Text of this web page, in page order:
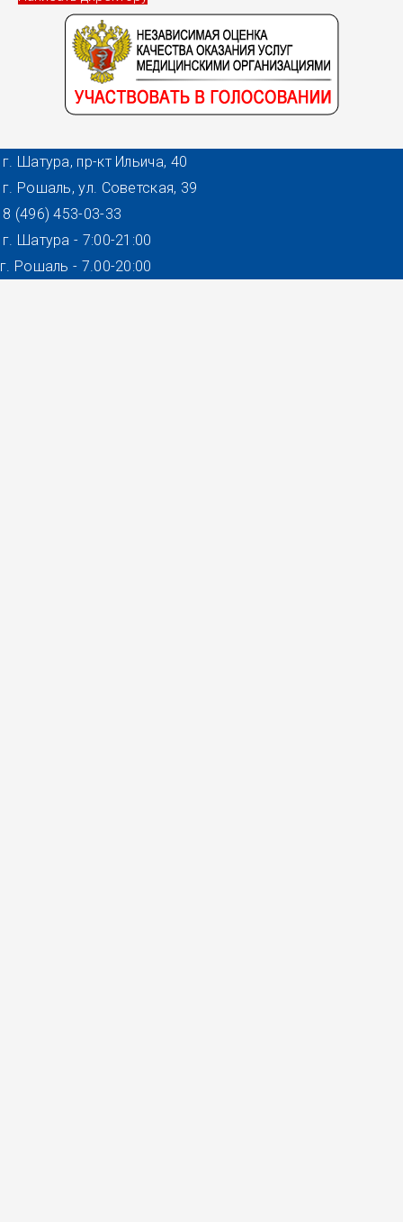
г. Шатура, пр-кт Ильича, 40
г. Рошаль, ул. Советская, 39
8 (496) 453-03-33
г. Шатура - 7:00-21:00
г. Рошаль - 7.00-20:00